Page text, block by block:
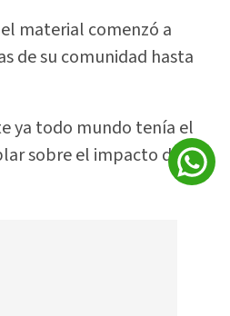
material comenzó a
de su comunidad hasta
ya todo mundo tenía el
sobre el impacto de la